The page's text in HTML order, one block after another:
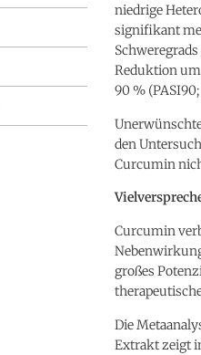
niedrige
signifikant
Schweregrads
Reduktion um
90 % (PASI90;
den
Curcumin
Curcumin
großes
Die
Extrakt zeigt